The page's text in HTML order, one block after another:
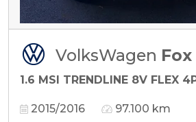
VolksWagen Fox
1.6 MSI TRENDLINE 8V FLEX
2015/2016 97.100 km